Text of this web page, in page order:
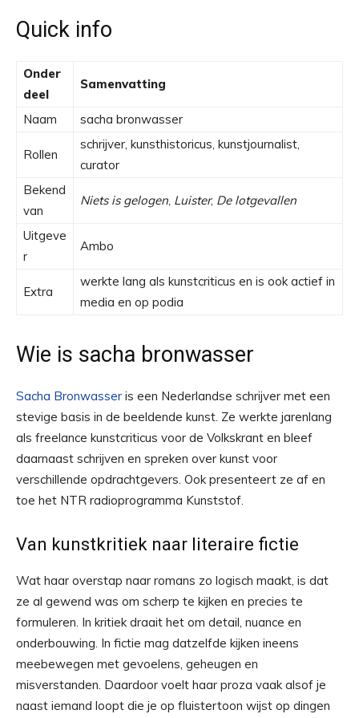
Quick info
Onder
deel
Samenvatting
Naam sacha bronwasser
Rollen
schrijver, kunsthistoricus, kunstjournalist,
curator
Bekend
van
Niets is gelogen, Luister, De lotgevallen
Uitgeve
r
Ambo
Extra
werkte lang als kunstcriticus en is ook actief in
media en op podia
Wie is sacha bronwasser
Sacha Bronwasser is een Nederlandse schrijver met een
stevige basis in de beeldende kunst. Ze werkte jarenlang
als freelance kunstcriticus voor de Volkskrant en bleef
daarnaast schrijven en spreken over kunst voor
verschillende opdrachtgevers. Ook presenteert ze af en
toe het NTR radioprogramma Kunststof.
Van kunstkritiek naar literaire fictie
Wat haar overstap naar romans zo logisch maakt, is dat
ze al gewend was om scherp te kijken en precies te
formuleren. In kritiek draait het om detail, nuance en
onderbouwing. In fictie mag datzelfde kijken ineens
meebewegen met gevoelens, geheugen en
misverstanden. Daardoor voelt haar proza vaak alsof je
naast iemand loopt die je op fluistertoon wijst op dingen